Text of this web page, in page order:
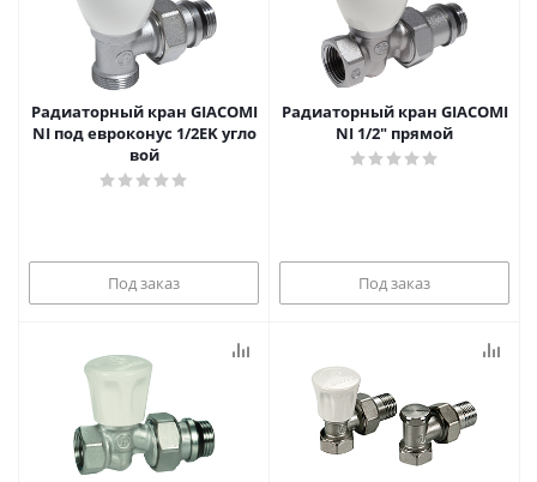
Радиаторный кран GIACOMI
NI под евроконус 1/2EK угло
вой
Под заказ
Радиаторный кран GIACOMI
NI 1/2" прямой
Под заказ